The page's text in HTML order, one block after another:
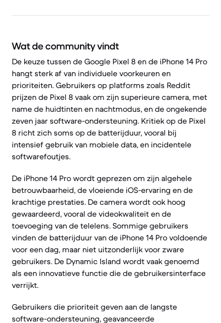
Wat de community vindt
De keuze tussen de Google Pixel 8 en de iPhone 14 Pro
hangt sterk af van individuele voorkeuren en
prioriteiten. Gebruikers op platforms zoals Reddit
prijzen de Pixel 8 vaak om zijn superieure camera, met
name de huidtinten en nachtmodus, en de ongekende
zeven jaar software-ondersteuning. Kritiek op de Pixel
8 richt zich soms op de batterijduur, vooral bij
intensief gebruik van mobiele data, en incidentele
softwarefoutjes.
De iPhone 14 Pro wordt geprezen om zijn algehele
betrouwbaarheid, de vloeiende iOS-ervaring en de
krachtige prestaties. De camera wordt ook hoog
gewaardeerd, vooral de videokwaliteit en de
toevoeging van de telelens. Sommige gebruikers
vinden de batterijduur van de iPhone 14 Pro voldoende
voor een dag, maar niet uitzonderlijk voor zware
gebruikers. De Dynamic Island wordt vaak genoemd
als een innovatieve functie die de gebruikersinterface
verrijkt.
Gebruikers die prioriteit geven aan de langste
software-ondersteuning, geavanceerde